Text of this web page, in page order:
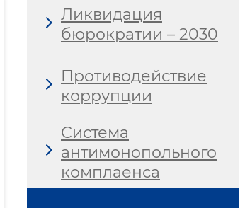
Ликвидация
бюрократии – 2030
Противодействие
коррупции
Система
антимонопольного
комплаенса